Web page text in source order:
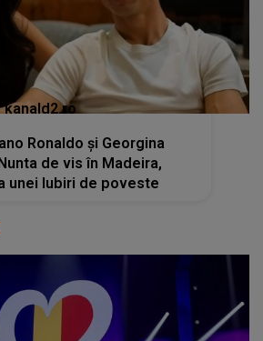
kanald2.ro
Ronaldo și Georgina
de vis în Madeira,
unei Iubiri de poveste